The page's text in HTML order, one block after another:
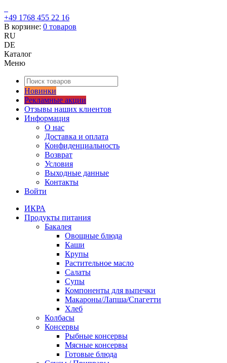
+49 1768 455 22 16
В корзине: 0 товаров
RU
DE
Каталог
Меню
Новинки
Рекламные акции
Отзывы наших клиентов
Информация
О нас
Доставка и оплата
Конфиденциальность
Возврат
Условия
Выходные данные
Контакты
Войти
ИКРА
Продукты питания
Бакалея
Овощные блюда
Каши
Крупы
Растительное масло
Салаты
Супы
Компоненты для выпечки
Макароны/Лапша/Спагетти
Хлеб
Колбасы
Консервы
Рыбные консервы
Мясные консервы
Готовые блюда